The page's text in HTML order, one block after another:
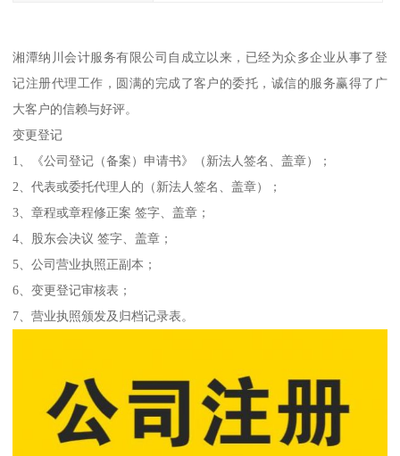
湘潭纳川会计服务有限公司自成立以来，已经为众多企业从事了登
记注册代理工作，圆满的完成了客户的委托，诚信的服务赢得了广
大客户的信赖与好评。
变更登记
1、《公司登记（备案）申请书》（新法人签名、盖章）；
2、代表或委托代理人的（新法人签名、盖章）；
3、章程或章程修正案 签字、盖章；
4、股东会决议 签字、盖章；
5、公司营业执照正副本；
6、变更登记审核表；
7、营业执照颁发及归档记录表。